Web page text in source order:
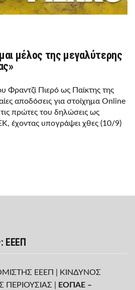
μέλος της μεγαλύτερης
Φραντζί Πιερό ως Παίκτης της
αποδόσεις για στοίχημα Online
πρώτες του δηλώσεις ως
έχοντας υπογράψει χθες (10/9)
ΕΕΕΠ
ΕΕΕΠ | ΚΙΝΔΥΝΟΣ
|
ΕΟΠΑΕ –